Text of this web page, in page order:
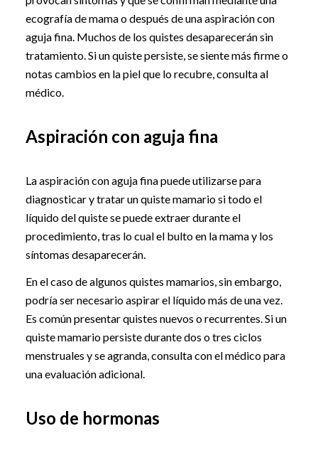
ecografía de mama o después de una aspiración con
aguja fina. Muchos de los quistes desaparecerán sin
tratamiento. Si un quiste persiste, se siente más firme o
notas cambios en la piel que lo recubre, consulta al
médico.
Aspiración con aguja fina
La aspiración con aguja fina puede utilizarse para
diagnosticar y tratar un quiste mamario si todo el
líquido del quiste se puede extraer durante el
procedimiento, tras lo cual el bulto en la mama y los
síntomas desaparecerán.
En el caso de algunos quistes mamarios, sin embargo,
podría ser necesario aspirar el líquido más de una vez.
Es común presentar quistes nuevos o recurrentes. Si un
quiste mamario persiste durante dos o tres ciclos
menstruales y se agranda, consulta con el médico para
una evaluación adicional.
Uso de hormonas